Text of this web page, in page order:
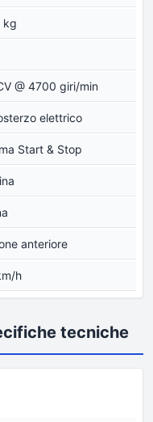
kg
@ 4700 giri/min
elettrico
Start & Stop
anteriore
h
tecniche